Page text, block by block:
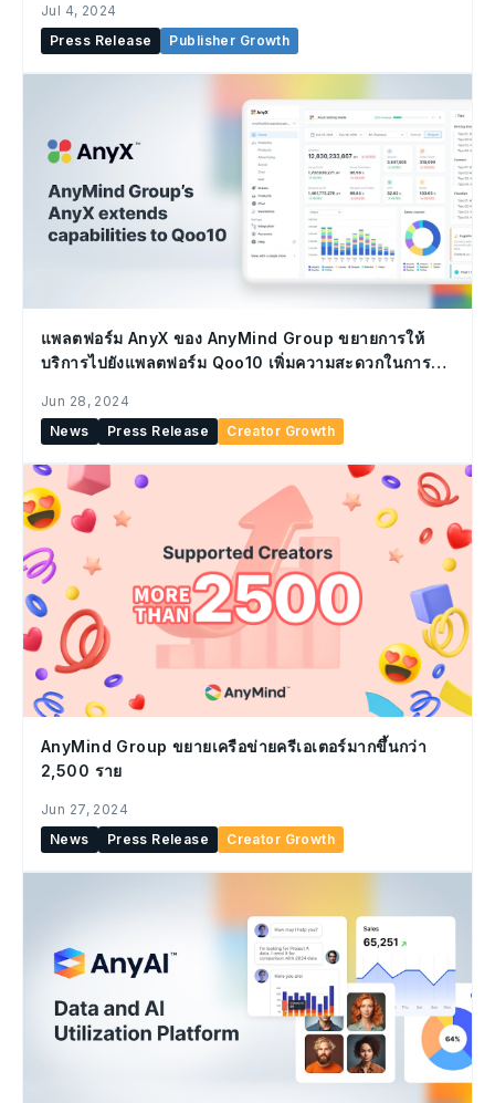
เหลือผู้เผยแพร่โฆษณาด้วยโซลูชั่นนอย่างมีประสิทธิภาพ
Jul 4, 2024
Press Release
Publisher Growth
แพลตฟอร์ม AnyX ของ AnyMind Group ขยายการให้
บริการไปยังแพลตฟอร์ม Qoo10 เพิ่มความสะดวกในการ
Jun 28, 2024
News
Press Release Creator Growth
AnyMind Group ขยายเครือข่ายครีเอเตอร์มากขึ้นกว่า
2,500 ราย
Jun 27, 2024
News
Press Release Creator Growth